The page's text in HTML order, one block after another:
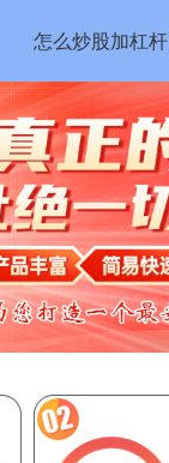
怎么炒股加杠杆